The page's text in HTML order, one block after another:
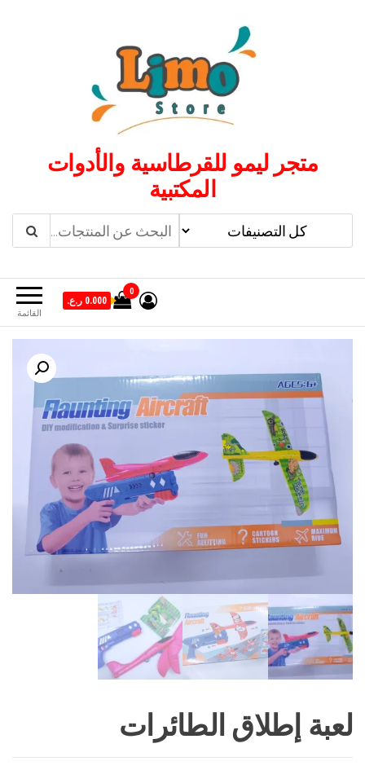
متجر ليمو للقرطاسية والأدوات
المكتبية
القائمة
0
0.000 ر.ع.
لعبة إطلاق الطائرات